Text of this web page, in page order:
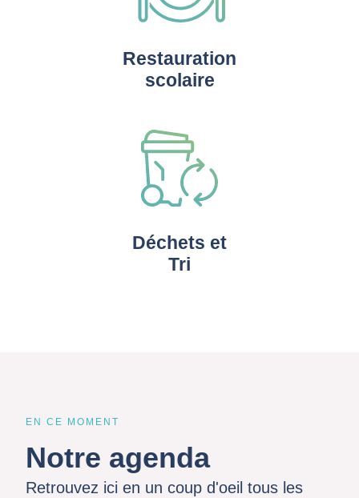
Restauration
scolaire
Déchets et
Tri
EN CE MOMENT
Notre agenda
Retrouvez ici en un coup d'oeil tous les